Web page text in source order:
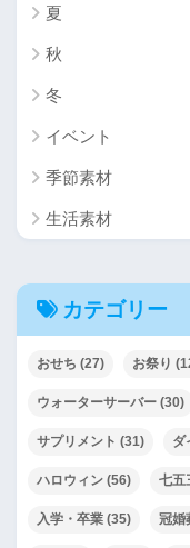
夏
秋
冬
イベント
季節素材
生活素材
カテゴリー
おせち (27) お祭り
ウォーターサーバー (30)
サプリメント (31) ダ
ハロウィン (56) 七五
入学・卒業 (35) 冠婚